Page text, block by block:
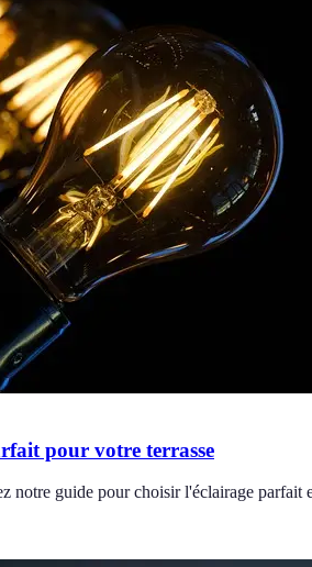
pour votre terrasse
notre guide pour choisir l'éclairage parfait